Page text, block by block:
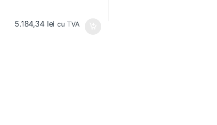
5.184,34 lei cu TVA